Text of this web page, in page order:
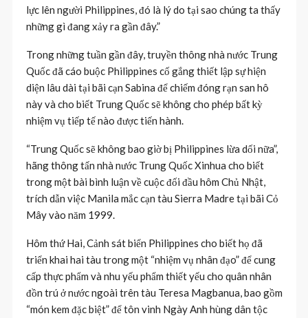
lực lên người Philippines, đó là lý do tại sao chúng ta thấy
những gì đang xảy ra gần đây.”
Trong những tuần gần đây, truyền thông nhà nước Trung
Quốc đã cáo buộc Philippines cố gắng thiết lập sự hiện
diện lâu dài tại bãi cạn Sabina để chiếm đóng rạn san hô
này và cho biết Trung Quốc sẽ không cho phép bất kỳ
nhiệm vụ tiếp tế nào được tiến hành.
“Trung Quốc sẽ không bao giờ bị Philippines lừa dối nữa”,
hãng thông tấn nhà nước Trung Quốc Xinhua cho biết
trong một bài bình luận về cuộc đối đầu hôm Chủ Nhật,
trích dẫn việc Manila mắc cạn tàu Sierra Madre tại bãi Cỏ
Mây vào năm 1999.
Hôm thứ Hai, Cảnh sát biển Philippines cho biết họ đã
triển khai hai tàu trong một “nhiệm vụ nhân đạo” để cung
cấp thực phẩm và nhu yếu phẩm thiết yếu cho quân nhân
đồn trú ở nước ngoài trên tàu Teresa Magbanua, bao gồm
“món kem đặc biệt” để tôn vinh Ngày Anh hùng dân tộc